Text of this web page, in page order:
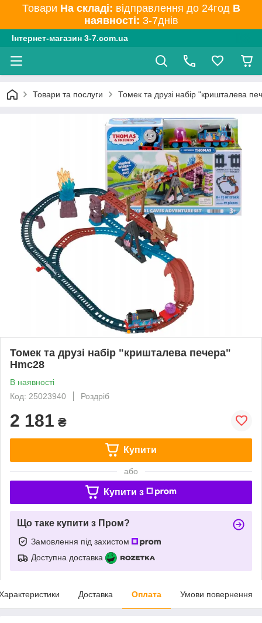
Товари На складі: відправлення до 24год В
наявності: 3-7днів
Інтернет-магазин 3-7.com.ua
Товари та послуги Томек та друзі набір "кришталева
Томек та друзі набір "кришталева печера"
Hmc28
В наявності
Код: 25023940
Роздріб
2 181 ₴
Купити
або
Купити з
Що таке купити з Пром?
Замовлення під захистом
Доступна доставка
Доставка Оплата Умови повернення